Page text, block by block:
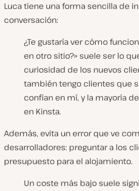
Luca tiene una forma sencilla de
conversación:
¿Te gustaría ver cómo
en otro sitio?» suele ser lo
curiosidad de los nuevos
también tengo clientes que
confían en mí, y la mayoría
en Kinsta.
Además, evita un error que ve
desarrolladores: preguntar a los
presupuesto para el alojamiento.
Un coste más bajo suele